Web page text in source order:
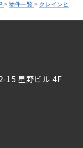
> 物件一覧 > クレインヒ
15 星野ビル 4F